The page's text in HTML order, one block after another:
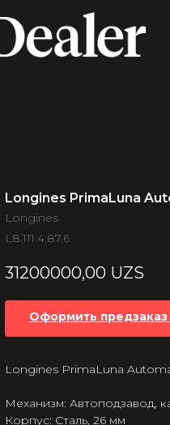
Longines PrimaLuna
Longines
L8.111.4.87.6
31200000,00 UZS
Оформить
Longines PrimaLuna
Механизм: Автоподзавод,
Корпус: Сталь, 26 мм